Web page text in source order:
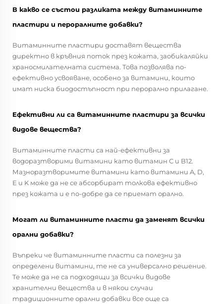
В какво се състои разликата между витаминните
пластири и пероралните добавки?
Витаминните пластири доставят вещества
директно в кръвния поток през кожата, заобикаляйки
храносмилателната система. Това позволява по-
ефективно усвояване, особено за витамини, които
имат ниска биодостъпност при перорално прилагане.
Ефективни ли са витаминните пластири за всички
видове вещества?
Витаминните пласти са най-ефективни за
водоразтворими витамини като витамин C и B12.
Мазноразтворимите витамини като витамини A, D,
E и K може да не се абсорбират толкова ефективно
през кожата и е по-добре да се приемат орално.
Могат ли витаминните пласти да заменят всички
орални добавки?
Въпреки че витаминните пласти са полезни за
определени витамини, те не са универсално решение.
Те може да не са подходящи за всички видове
хранителни вещества и в някои случаи
традиционните орални добавки все още са